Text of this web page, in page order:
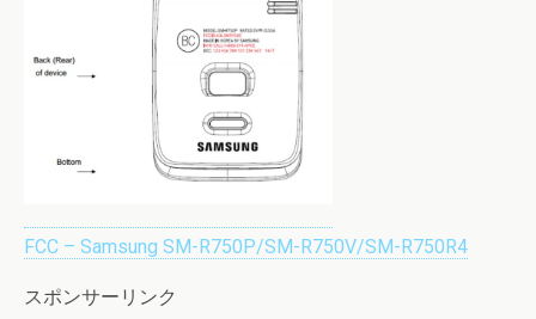
FCC – Samsung SM-R750P/SM-R750V/SM-R750R4
スポンサーリンク